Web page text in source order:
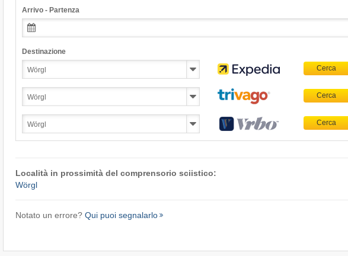
Arrivo - Partenza
Destinazione
Località in prossimità del comprensorio sciistico:
Wörgl
Notato un errore? Qui puoi segnalarlo